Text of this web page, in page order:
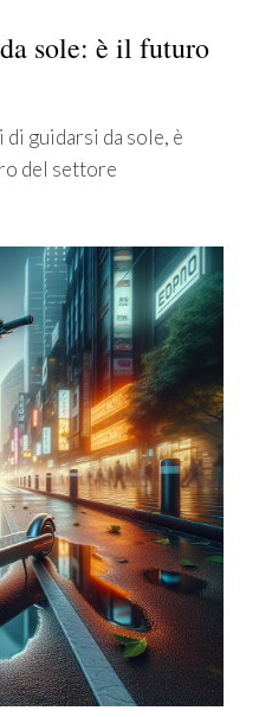
sole: è il futuro
di guidarsi da sole, è
del settore